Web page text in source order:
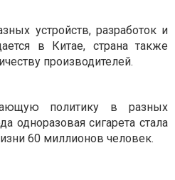
устройств, разработок и
в Китае, страна также
производителей.
политику в разных
одноразовая сигарета стала
60 миллионов человек.